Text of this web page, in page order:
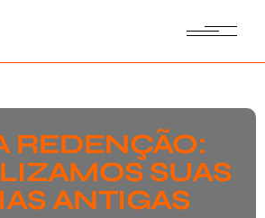
REDENÇÃO:
SUAS
ANTIGAS